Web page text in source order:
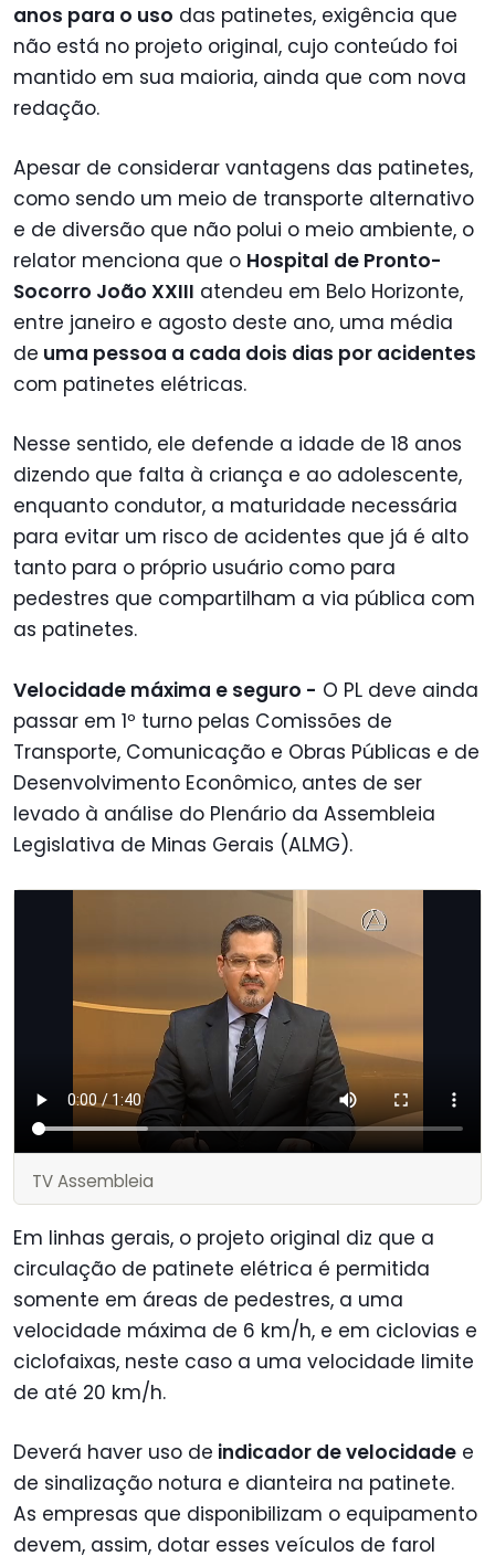
anos para o uso das patinetes, exigência que
não está no projeto original, cujo conteúdo foi
mantido em sua maioria, ainda que com nova
redação.
Apesar de considerar vantagens das patinetes,
como sendo um meio de transporte alternativo
e de diversão que não polui o meio ambiente, o
relator menciona que o Hospital de Pronto-
Socorro João XXIII atendeu em Belo Horizonte,
entre janeiro e agosto deste ano, uma média
de uma pessoa a cada dois dias por acidentes
com patinetes elétricas.
Nesse sentido, ele defende a idade de 18 anos
dizendo que falta à criança e ao adolescente,
enquanto condutor, a maturidade necessária
para evitar um risco de acidentes que já é alto
tanto para o próprio usuário como para
pedestres que compartilham a via pública com
as patinetes.
Velocidade máxima e seguro - O PL deve ainda
passar em 1º turno pelas Comissões de
Transporte, Comunicação e Obras Públicas e de
Desenvolvimento Econômico, antes de ser
levado à análise do Plenário da Assembleia
Legislativa de Minas Gerais (ALMG).
TV Assembleia
Em linhas gerais, o projeto original diz que a
circulação de patinete elétrica é permitida
somente em áreas de pedestres, a uma
velocidade máxima de 6 km/h, e em ciclovias e
ciclofaixas, neste caso a uma velocidade limite
de até 20 km/h.
Deverá haver uso de indicador de velocidade e
de sinalização notura e dianteira na patinete.
As empresas que disponibilizam o equipamento
devem, assim, dotar esses veículos de farol